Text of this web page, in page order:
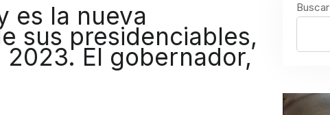
es la nueva
sus presidenciables,
El gobernador,
Buscar